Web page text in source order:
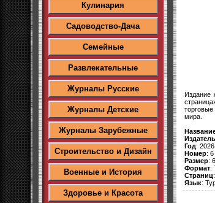
Кулинария
Садоводство-Дача
Семейные
Развлекательные
Журналы Русские
Журналы Детские
Журналы Зарубежные
Строительство и Дизайн
Военные и История
Здоровье и Красота
Издание
мира.
Год: 2026
Номер: 6
Размер:
Формат:
Страниц
Язык: